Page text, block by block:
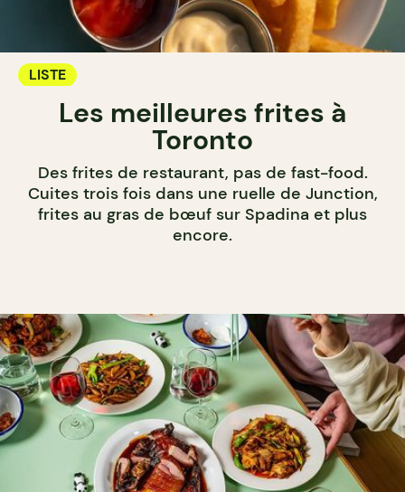
LISTE
Les meilleures frites à
Toronto
Des frites de restaurant, pas de fast-food.
Cuites trois fois dans une ruelle de Junction,
frites au gras de bœuf sur Spadina et plus
encore.